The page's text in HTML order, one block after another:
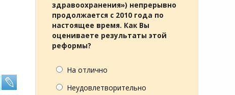
здравоохранения») непрерывно
продолжается с 2010 года по
настоящее время. Как Вы
оцениваете результаты этой
реформы?
На отлично
Неудовлетворительно